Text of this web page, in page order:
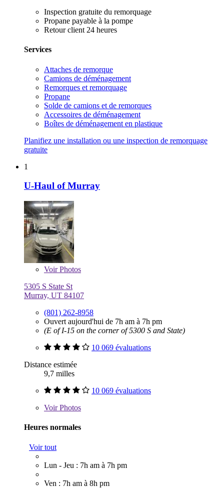
Inspection gratuite du remorquage
Propane payable à la pompe
Retour client 24 heures
Services
Attaches de remorque
Camions de déménagement
Remorques et remorquage
Propane
Solde de camions et de remorques
Accessoires de déménagement
Boîtes de déménagement en plastique
Planifiez une installation ou une inspection de remorquage
gratuite
1
U-Haul of Murray
VoirPhotos
5305 S State St
Murray, UT 84107
(801) 262-8958
Ouvert aujourd'hui de 7h am à 7h pm
(E of I-15 on the corner of 5300 S and State)
10 069 évaluations
Distance estimée
9,7 milles
10 069 évaluations
VoirPhotos
Heures normales
Voir tout
Lun - Jeu : 7h am à 7h pm
Ven : 7h am à 8h pm